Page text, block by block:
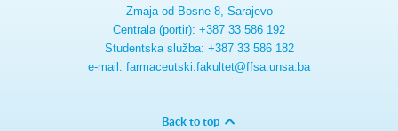
Zmaja od Bosne 8, Sarajevo
Centrala (portir): +387 33 586 192
Studentska služba: +387 33 586 182
e-mail: farmaceutski.fakultet@ffsa.unsa.ba
Back to top